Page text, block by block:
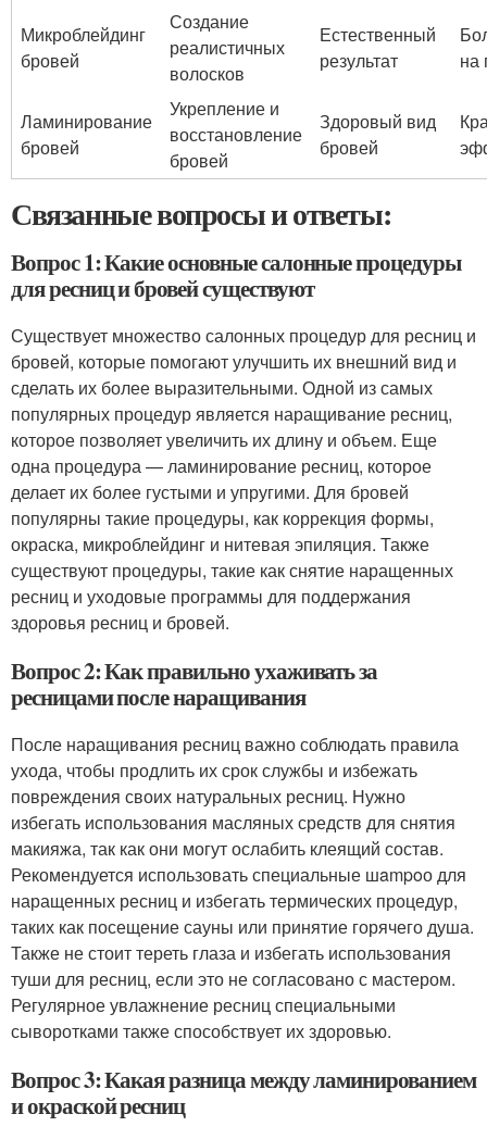
Микроблейдинг
бровей
Создание
реалистичных
волосков
Естественный
результат
на
Ламинирование
бровей
Укрепление и
восстановление
бровей
Здоровый вид
бровей
Связанные вопросы и ответы:
Вопрос 1: Какие основные салонные процедуры
для ресниц и бровей существуют
Существует множество салонных процедур для ресниц и
бровей, которые помогают улучшить их внешний вид и
сделать их более выразительными. Одной из самых
популярных процедур является наращивание ресниц,
которое позволяет увеличить их длину и объем. Еще
одна процедура — ламинирование ресниц, которое
делает их более густыми и упругими. Для бровей
популярны такие процедуры, как коррекция формы,
окраска, микроблейдинг и нитевая эпиляция. Также
существуют процедуры, такие как снятие наращенных
ресниц и уходовые программы для поддержания
здоровья ресниц и бровей.
Вопрос 2: Как правильно ухаживать за
ресницами после наращивания
После наращивания ресниц важно соблюдать правила
ухода, чтобы продлить их срок службы и избежать
повреждения своих натуральных ресниц. Нужно
избегать использования масляных средств для снятия
макияжа, так как они могут ослабить клеящий состав.
Рекомендуется использовать специальные шampoо для
наращенных ресниц и избегать термических процедур,
таких как посещение сауны или принятие горячего душа.
Также не стоит тереть глаза и избегать использования
туши для ресниц, если это не согласовано с мастером.
Регулярное увлажнение ресниц специальными
сыворотками также способствует их здоровью.
Вопрос 3: Какая разница между ламинированием
и окраской ресниц